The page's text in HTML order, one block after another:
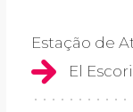
Estação de
El